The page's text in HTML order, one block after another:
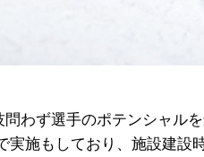
わず選手のポテンシャル
施もしており、施設建設